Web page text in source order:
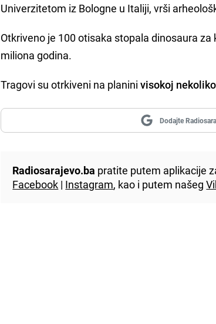
Univerzitetom iz Bologne u Italiji, vrši
Otkriveno je 100 otisaka stopala dinosaura
miliona godina.
Tragovi su otrkiveni na planinivisokoj
Dodajte
Radiosarajevo.ba pratite putem aplikacije
Facebook | Instagram, kao i putem našeg